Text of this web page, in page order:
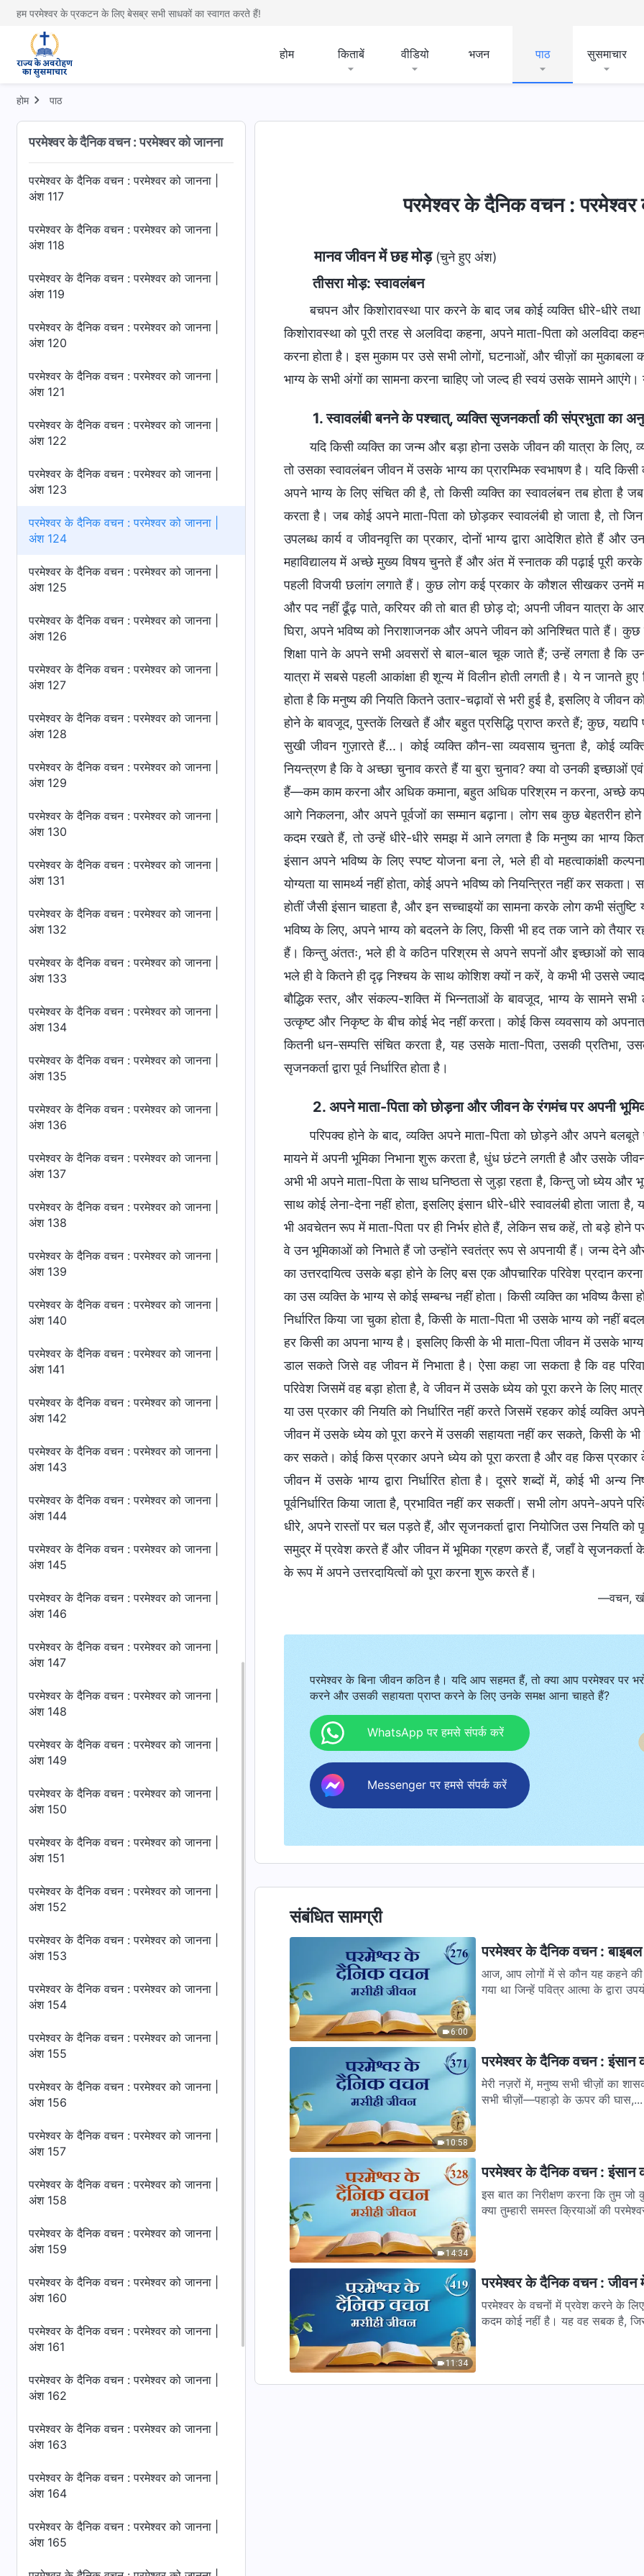
हम परमेश्वर के प्रकटन के लिए बेसब्र सभी साधकों का स्वागत करते हैं!
होम किताबें वीडियो भजन पाठ सुसमाचार
होम पाठ
परमेश्वर के दैनिक वचन : परमेश्वर को जानना
परमेश्वर के दैनिक वचन : परमेश्वर को जानना |
अंश 114
अंश 115
परमेश्वर के दैनिक वचन : परमेश्वर को जानना |
अंश 116
परमेश्वर के दैनिक वचन : परमेश्वर को जानना |
अंश 117
परमेश्वर के दैनिक वचन : परमेश्वर को जानना |
अंश 118
परमेश्वर के दैनिक वचन : परमेश्वर को जानना |
अंश 119
परमेश्वर के दैनिक वचन : परमेश्वर को जानना |
अंश 120
परमेश्वर के दैनिक वचन : परमेश्वर को जानना |
अंश 121
परमेश्वर के दैनिक वचन : परमेश्वर को जानना |
अंश 122
परमेश्वर के दैनिक वचन : परमेश्वर को जानना |
अंश 123
परमेश्वर के दैनिक वचन : परमेश्वर को जानना |
अंश 124
परमेश्वर के दैनिक वचन : परमेश्वर को जानना |
अंश 125
परमेश्वर के दैनिक वचन : परमेश्वर को जानना |
अंश 126
परमेश्वर के दैनिक वचन : परमेश्वर को जानना |
अंश 127
परमेश्वर के दैनिक वचन : परमेश्वर को जानना |
अंश 128
परमेश्वर के दैनिक वचन : परमेश्वर को जानना |
अंश 129
परमेश्वर के दैनिक वचन : परमेश्वर को जानना |
अंश 130
परमेश्वर के दैनिक वचन : परमेश्वर को जानना |
अंश 131
परमेश्वर के दैनिक वचन : परमेश्वर को जानना |
अंश 132
परमेश्वर के दैनिक वचन : परमेश्वर को जानना |
अंश 133
परमेश्वर के दैनिक वचन : परमेश्वर को जानना |
अंश 134
परमेश्वर के दैनिक वचन : परमेश्वर को जानना |
अंश 135
परमेश्वर के दैनिक वचन : परमेश्वर को जानना |
अंश 136
परमेश्वर के दैनिक वचन : परमेश्वर को जानना |
अंश 137
परमेश्वर के दैनिक वचन : परमेश्वर को जानना |
अंश 138
परमेश्वर के दैनिक वचन : परमेश्वर को जानना |
अंश 139
परमेश्वर के दैनिक वचन : परमेश्वर को जानना |
अंश 140
परमेश्वर के दैनिक वचन : परमेश्वर को जानना |
अंश 141
परमेश्वर के दैनिक वचन : परमेश्वर को जानना |
अंश 142
परमेश्वर के दैनिक वचन : परमेश्वर को जानना |
अंश 143
परमेश्वर के दैनिक वचन : परमेश्वर को जानना |
अंश 144
परमेश्वर के दैनिक वचन : परमेश्वर को जानना |
अंश 145
परमेश्वर के दैनिक वचन : परमेश्वर को जानना |
अंश 146
परमेश्वर के दैनिक वचन : परमेश्वर को जानना |
अंश 147
परमेश्वर के दैनिक वचन : परमेश्वर को जानना |
अंश 148
परमेश्वर के दैनिक वचन : परमेश्वर को जानना |
अंश 149
परमेश्वर के दैनिक वचन : परमेश्वर को जानना |
अंश 150
परमेश्वर के दैनिक वचन : परमेश्वर को जानना |
अंश 151
परमेश्वर के दैनिक वचन : परमेश्वर को जानना |
अंश 152
परमेश्वर के दैनिक वचन : परमेश्वर को जानना |
अंश 153
परमेश्वर के दैनिक वचन : परमेश्वर को जानना |
अंश 154
परमेश्वर के दैनिक वचन : परमेश्वर को जानना |
अंश 155
परमेश्वर के दैनिक वचन : परमेश्वर को जानना |
अंश 156
परमेश्वर के दैनिक वचन : परमेश्वर को जानना |
अंश 157
परमेश्वर के दैनिक वचन : परमेश्वर को जानना |
अंश 158
परमेश्वर के दैनिक वचन : परमेश्वर को जानना |
अंश 159
परमेश्वर के दैनिक वचन : परमेश्वर को जानना |
अंश 160
परमेश्वर के दैनिक वचन : परमेश्वर को जानना |
अंश 161
परमेश्वर के दैनिक वचन : परमेश्वर को जानना |
अंश 162
परमेश्वर के दैनिक वचन : परमेश्वर को जानना |
अंश 163
परमेश्वर के दैनिक वचन : परमेश्वर को जानना |
अंश 164
परमेश्वर के दैनिक वचन : परमेश्वर को जानना |
अंश 165
परमेश्वर के दैनिक वचन :
मानव जीवन में छह मोड़ (चुने हुए अंश)
तीसरा मोड़: स्वावलंबन
बचपन और किशोरावस्था पार करने के बाद जब कोई व्यक्ति धीरे-धीरे
किशोरावस्था को पूरी तरह से अलविदा कहना, अपने माता-पिता को अलविदा
करना होता है। इस मुकाम पर उसे सभी लोगों, घटनाओं, और चीज़ों का
भाग्य के सभी अंगों का सामना करना चाहिए जो जल्द ही स्वयं उसके सामने आएंगे।
1. स्वावलंबी बनने के पश्चात्, व्यक्ति सृजनकर्ता की संप्रभुता का
यदि किसी व्यक्ति का जन्म और बड़ा होना उसके जीवन की यात्रा के
तो उसका स्वावलंबन जीवन में उसके भाग्य का प्रारम्भिक स्वभाषण है। यदि
अपने भाग्य के लिए संचित की है, तो किसी व्यक्ति का स्वावलंबन तब होता है
करता है। जब कोई अपने माता-पिता को छोड़कर स्वावलंबी हो जाता है, तो
उपलब्ध कार्य व जीवनवृत्ति का प्रकार, दोनों भाग्य द्वारा आदेशित होते हैं
महाविद्यालय में अच्छे मुख्य विषय चुनते हैं और अंत में स्नातक की पढ़ाई पूरी
पहली विजयी छलांग लगाते हैं। कुछ लोग कई प्रकार के कौशल सीखकर उनमें
और पद नहीं ढूँढ़ पाते, करियर की तो बात ही छोड़ दो; अपनी जीवन यात्रा के
घिरा, अपने भविष्य को निराशाजनक और अपने जीवन को अनिश्चित पाते हैं।
शिक्षा पाने के अपने सभी अवसरों से बाल-बाल चूक जाते हैं; उन्हें लगता है कि
यात्रा में सबसे पहली आकांक्षा ही शून्य में विलीन होती लगती है। ये न जानते हुए
होता है कि मनुष्य की नियति कितने उतार-चढ़ावों से भरी हुई है, इसलिए वे
होने के बावजूद, पुस्तकें लिखते हैं और बहुत प्रसिद्धि प्राप्त करते हैं; कुछ, यद्यपि
सुखी जीवन गुज़ारते हैं...। कोई व्यक्ति कौन-सा व्यवसाय चुनता है, कोई
नियन्त्रण है कि वे अच्छा चुनाव करते हैं या बुरा चुनाव? क्या वो उनकी इच्छाओं
हैं—कम काम करना और अधिक कमाना, बहुत अधिक परिश्रम न करना, अच्छे
आगे निकलना, और अपने पूर्वजों का सम्मान बढ़ाना। लोग सब कुछ बेहतरीन
कदम रखते हैं, तो उन्हें धीरे-धीरे समझ में आने लगता है कि मनुष्य का भाग्य
इंसान अपने भविष्य के लिए स्पष्ट योजना बना ले, भले ही वो महत्वाकांक्षी
योग्यता या सामर्थ्य नहीं होता, कोई अपने भविष्य को नियन्त्रित नहीं कर
होतीं जैसी इंसान चाहता है, और इन सच्चाइयों का सामना करके लोग कभी
भविष्य के लिए, अपने भाग्य को बदलने के लिए, किसी भी हद तक जाने को
हैं। किन्तु अंततः, भले ही वे कठिन परिश्रम से अपने सपनों और इच्छाओं को
भले ही वे कितने ही दृढ़ निश्चय के साथ कोशिश क्यों न करें, वे कभी भी उससे
बौद्धिक स्तर, और संकल्प-शक्ति में भिन्नताओं के बावजूद, भाग्य के सामने
उत्कृष्ट और निकृष्ट के बीच कोई भेद नहीं करता। कोई किस व्यवसाय को
कितनी धन-सम्पत्ति संचित करता है, यह उसके माता-पिता, उसकी प्रतिभा,
सृजनकर्ता द्वारा पूर्व निर्धारित होता है।
2. अपने माता-पिता को छोड़ना और जीवन के रंगमंच पर अपनी
परिपक्व होने के बाद, व्यक्ति अपने माता-पिता को छोड़ने और अपने
मायने में अपनी भूमिका निभाना शुरू करता है, धुंध छंटने लगती है और उसके जीवन
अभी भी अपने माता-पिता के साथ घनिष्ठता से जुड़ा रहता है, किन्तु जो ध्येय और
साथ कोई लेना-देना नहीं होता, इसलिए इंसान धीरे-धीरे स्वावलंबी होता जाता
भी अवचेतन रूप में माता-पिता पर ही निर्भर होते हैं, लेकिन सच कहें, तो बड़े होने
वे उन भूमिकाओं को निभाते हैं जो उन्होंने स्वतंत्र रूप से अपनायी हैं। जन्म देने
का उत्तरदायित्व उसके बड़ा होने के लिए बस एक औपचारिक परिवेश प्रदान
का उस व्यक्ति के भाग्य से कोई सम्बन्ध नहीं होता। किसी व्यक्ति का भविष्य कैसा
निर्धारित किया जा चुका होता है, किसी के माता-पिता भी उसके भाग्य को
हर किसी का अपना भाग्य है। इसलिए किसी के भी माता-पिता जीवन में उसके
डाल सकते जिसे वह जीवन में निभाता है। ऐसा कहा जा सकता है कि वह
परिवेश जिसमें वह बड़ा होता है, वे जीवन में उसके ध्येय को पूरा करने के लिए मात्र
या उस प्रकार की नियति को निर्धारित नहीं करते जिसमें रहकर कोई व्यक्ति
जीवन में उसके ध्येय को पूरा करने में उसकी सहायता नहीं कर सकते, किसी के भी
कर सकते। कोई किस प्रकार अपने ध्येय को पूरा करता है और वह किस प्रकार
जीवन में उसके भाग्य द्वारा निर्धारित होता है। दूसरे शब्दों में, कोई भी अन्य
पूर्वनिर्धारित किया जाता है, प्रभावित नहीं कर सकतीं। सभी लोग अपने-अपने
धीरे, अपने रास्तों पर चल पड़ते हैं, और सृजनकर्ता द्वारा नियोजित उस नियति
समुद्र में प्रवेश करते हैं और जीवन में भूमिका ग्रहण करते हैं, जहाँ वे सृजनकर्ता के
के रूप में अपने उत्तरदायित्वों को पूरा करना शुरू करते हैं।
—वचन, खंड
परमेश्वर के बिना जीवन कठिन है। यदि आप सहमत हैं, तो क्या आप परमेश्वर पर
करने और उसकी सहायता प्राप्त करने के लिए उनके समक्ष आना चाहते हैं?
WhatsApp पर हमसे संपर्क करें
Messenger पर हमसे संपर्क करें
संबंधित सामग्री
6:00
परमेश्वर के दैनिक वचन :
आज, आप लोगों में से कौन यह कहने की
गया था जिन्हें पवित्र आत्मा के द्वारा
10:58
परमेश्वर के दैनिक वचन : इंसान
मेरी नज़रों में, मनुष्य सभी चीज़ों का
सभी चीज़ों—पहाड़ो के ऊपर की घास,...
14:34
परमेश्वर के दैनिक वचन :
इस बात का निरीक्षण करना कि तुम
क्या तुम्हारी समस्त क्रियाओं की
11:34
परमेश्वर के दैनिक वचन :
परमेश्वर के वचनों में प्रवेश करने के
कदम कोई नहीं है। यह वह सबक है,